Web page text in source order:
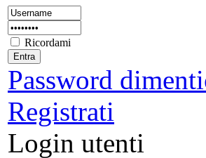
Ricordami
Password
Registrati
Login utenti